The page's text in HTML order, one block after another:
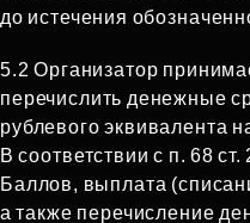
до истечения
5.2 Организатор
перечислить денежные
рублевого эквивалента
В соответствии с п. 68
Баллов, выплата
а также перечисление